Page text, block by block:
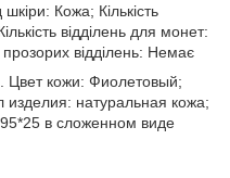
Кожа; Кількість
відділень для монет:
відділень: Немає
Цвет кожи: Фиолетовый;
натуральная кожа;
в сложенном виде